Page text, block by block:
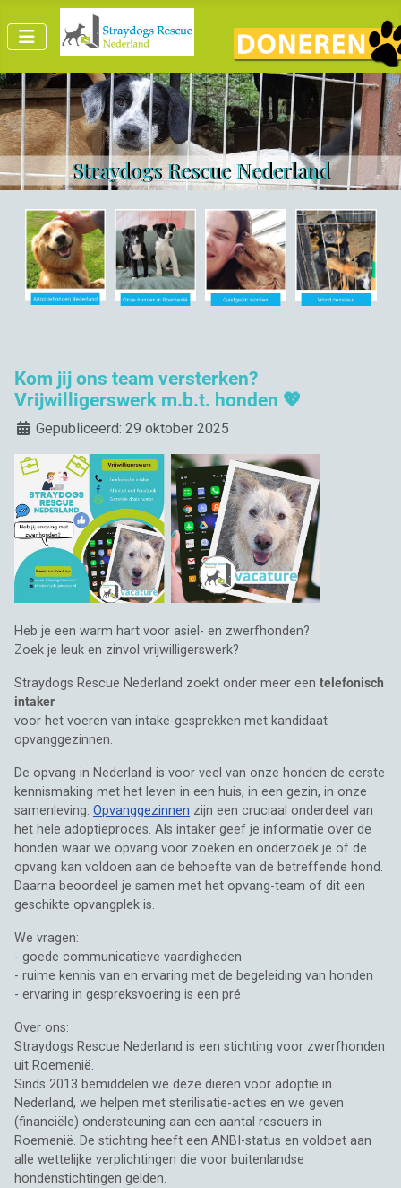
Straydogs Rescue Nederland
Kom jij ons team versterken?
Vrijwilligerswerk m.b.t. honden 💖
DetailsGepubliceerd: 29 oktober 2025
Heb je een warm hart voor asiel- en zwerfhonden?
Zoek je leuk en zinvol vrijwilligerswerk?
Straydogs Rescue Nederland zoekt onder meer een telefonisch
intaker
voor het voeren van intake-gesprekken met kandidaat
opvanggezinnen.
De opvang in Nederland is voor veel van onze honden de eerste
kennismaking met het leven in een huis, in een gezin, in onze
samenleving. Opvanggezinnen zijn een cruciaal onderdeel van
het hele adoptieproces. Als intaker geef je informatie over de
honden waar we opvang voor zoeken en onderzoek je of de
opvang kan voldoen aan de behoefte van de betreffende hond.
Daarna beoordeel je samen met het opvang-team of dit een
geschikte opvangplek is.
We vragen:
- goede communicatieve vaardigheden
- ruime kennis van en ervaring met de begeleiding van honden
- ervaring in gespreksvoering is een pré
Over ons:
Straydogs Rescue Nederland is een stichting voor zwerfhonden
uit Roemenië.
Sinds 2013 bemiddelen we deze dieren voor adoptie in
Nederland, we helpen met sterilisatie-acties en we geven
(financiële) ondersteuning aan een aantal rescuers in
Roemenië. De stichting heeft een ANBI-status en voldoet aan
alle wettelijke verplichtingen die voor buitenlandse
hondenstichtingen gelden.